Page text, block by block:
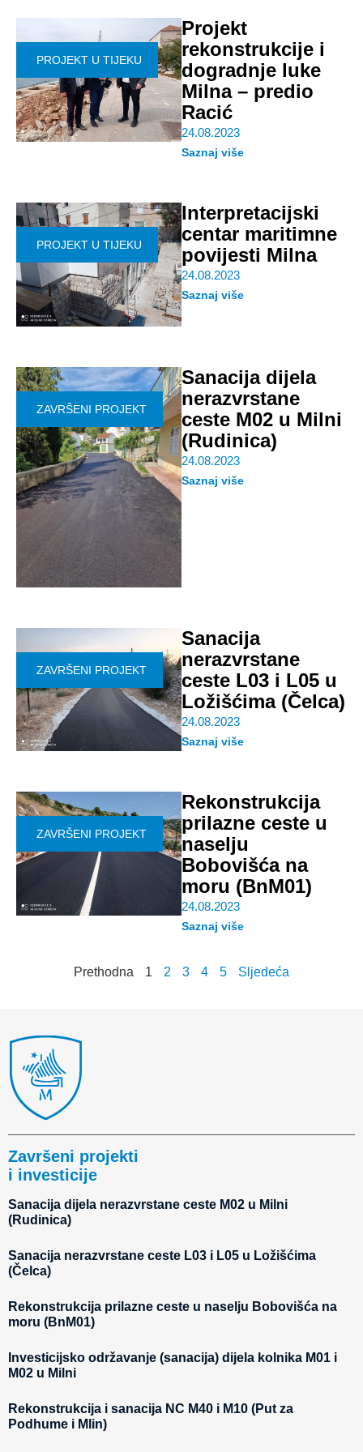
PROJEKT U TIJEKU
Projekt
rekonstrukcije i
dogradnje luke
Milna – predio
Racić
24.08.2023
Saznaj više
PROJEKT U TIJEKU
Interpretacijski
centar maritimne
povijesti Milna
24.08.2023
Saznaj više
ZAVRŠENI PROJEKT
Sanacija dijela
nerazvrstane
ceste M02 u Milni
(Rudinica)
24.08.2023
Saznaj više
ZAVRŠENI PROJEKT
Sanacija
nerazvrstane
ceste L03 i L05 u
Ložišćima (Čelca)
24.08.2023
Saznaj više
ZAVRŠENI PROJEKT
Rekonstrukcija
prilazne ceste u
naselju
Bobovišća na
moru (BnM01)
24.08.2023
Saznaj više
Prethodna 1 2 3 4 5 Sljedeća
Završeni projekti
i investicije
Sanacija dijela nerazvrstane ceste M02 u Milni
(Rudinica)
Sanacija nerazvrstane ceste L03 i L05 u Ložišćima
(Čelca)
Rekonstrukcija prilazne ceste u naselju Bobovišća na
moru (BnM01)
Investicijsko održavanje (sanacija) dijela kolnika M01 i
M02 u Milni
Rekonstrukcija i sanacija NC M40 i M10 (Put za
Podhume i Mlin)